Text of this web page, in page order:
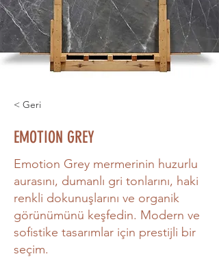
< Geri
EMOTION GREY
Emotion Grey mermerinin huzurlu
aurasını, dumanlı gri tonlarını, haki
renkli dokunuşlarını ve organik
görünümünü keşfedin. Modern ve
sofistike tasarımlar için prestijli bir
seçim.